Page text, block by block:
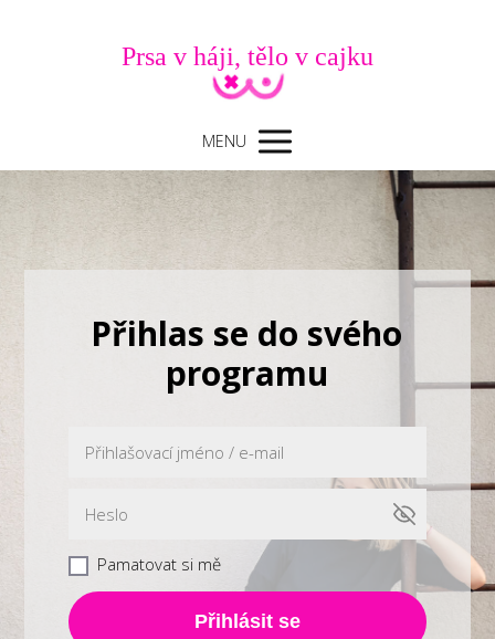
Prsa v háji, tělo v cajku
MENU
Přihlas se do svého
programu
Pamatovat si mě
Přihlásit se